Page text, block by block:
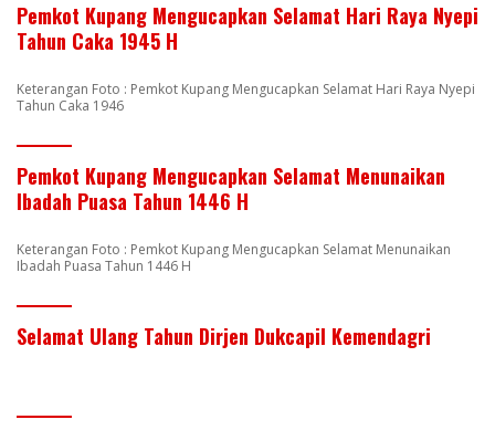
Pemkot Kupang Mengucapkan Selamat Hari Raya Nyepi
Tahun Caka 1945 H
Keterangan Foto : Pemkot Kupang Mengucapkan Selamat Hari Raya Nyepi
Tahun Caka 1946
Pemkot Kupang Mengucapkan Selamat Menunaikan
Ibadah Puasa Tahun 1446 H
Keterangan Foto : Pemkot Kupang Mengucapkan Selamat Menunaikan
Ibadah Puasa Tahun 1446 H
Selamat Ulang Tahun Dirjen Dukcapil Kemendagri